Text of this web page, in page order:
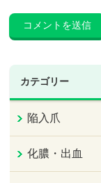
カテゴリー
陥入爪
化膿・出血